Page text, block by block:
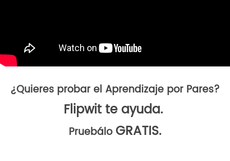
¿Quieres probar el Aprendizaje por Pares?
Flipwitte ayuda.
Pruebálo GRATIS.